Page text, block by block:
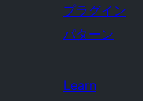
プラグイン
パターン
Learn